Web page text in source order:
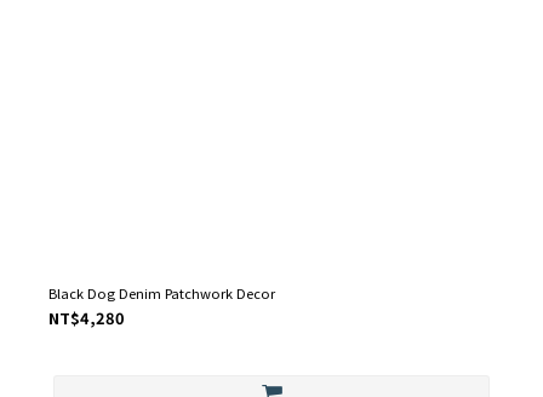
Black Dog Denim Patchwork Decor
NT$4,280